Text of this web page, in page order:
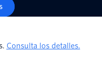
Consulta los detalles.